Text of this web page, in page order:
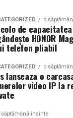
In multe cazuri,
conceptul ales de
stil elegant,
estetica si utilizare
evenimentelor
care nu sunt
utilizate zilnic.
o
de
HONOR
telefon pliabil
o
lanseaza o
video IP la
săptămână inainte